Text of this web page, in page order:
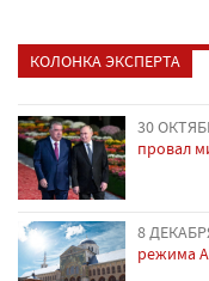
КОЛОНКА ЭКСПЕРТА
30
провал
8
режима